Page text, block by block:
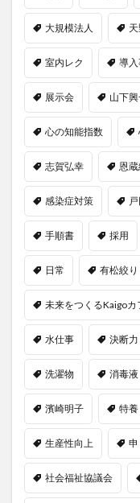
大規模法人
室内レク 導
展示会 山下
心の知能指数
志賀弘幸 恩
感染症対策
手順書 採用
日常 有松絞り
未来をつくるKaigoカ
水仕事 決断力
洗濯物 消毒液
濱崎明子 特養
生産性向上 申
社会福祉協議会